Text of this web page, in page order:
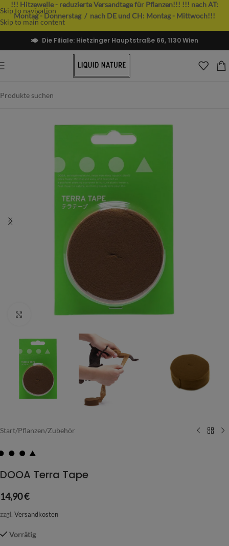
Skip to navigation
Skip to main content
!!! Hitzewelle - reduzierte Versandtage für Pflanzen!!! !!! nach AT:
Montag - Donnerstag / nach DE und CH: Montag - Mittwoch!!!
Die Filiale: Hietzinger Hauptstraße 66, 1130 Wien
Vergrößern
Start/Pflanzen/Zubehör
DOOA Terra Tape
14,90€
zzgl. Versandkosten
Vorrätig